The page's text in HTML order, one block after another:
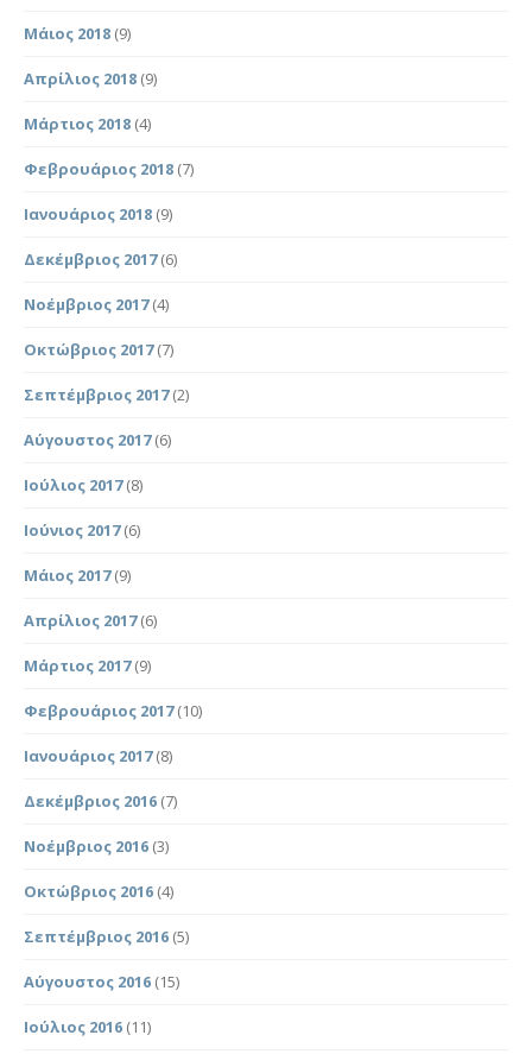
Μάιος 2018 (9)
Απρίλιος 2018 (9)
Μάρτιος 2018 (4)
Φεβρουάριος 2018 (7)
Ιανουάριος 2018 (9)
Δεκέμβριος 2017(6)
Νοέμβριος 2017(4)
Οκτώβριος 2017(7)
Σεπτέμβριος 2017(2)
Αύγουστος 2017(6)
Ιούλιος 2017(8)
Ιούνιος 2017(6)
Μάιος 2017(9)
Απρίλιος 2017(6)
Μάρτιος 2017(9)
Φεβρουάριος 2017(10)
Ιανουάριος 2017(8)
Δεκέμβριος 2016 (7)
Νοέμβριος 2016 (3)
Οκτώβριος 2016 (4)
Σεπτέμβριος 2016 (5)
Αύγουστος 2016 (15)
Ιούλιος 2016 (11)